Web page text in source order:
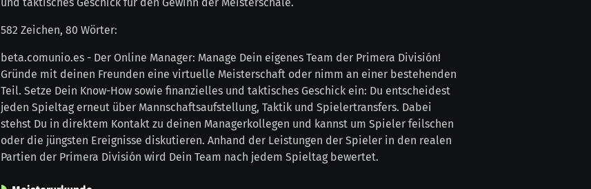
582 Zeichen, 80 Wörter:
beta.comunio.es - Der Online Manager: Manage Dein eigenes Team der Primera División!
Gründe mit deinen Freunden eine virtuelle Meisterschaft oder nimm an einer bestehenden
Teil. Setze Dein Know-How sowie finanzielles und taktisches Geschick ein: Du entscheidest
jeden Spieltag erneut über Mannschaftsaufstellung, Taktik und Spielertransfers. Dabei
stehst Du in direktem Kontakt zu deinen Managerkollegen und kannst um Spieler feilschen
oder die jüngsten Ereignisse diskutieren. Anhand der Leistungen der Spieler in den realen
Partien der Primera División wird Dein Team nach jedem Spieltag bewertet.